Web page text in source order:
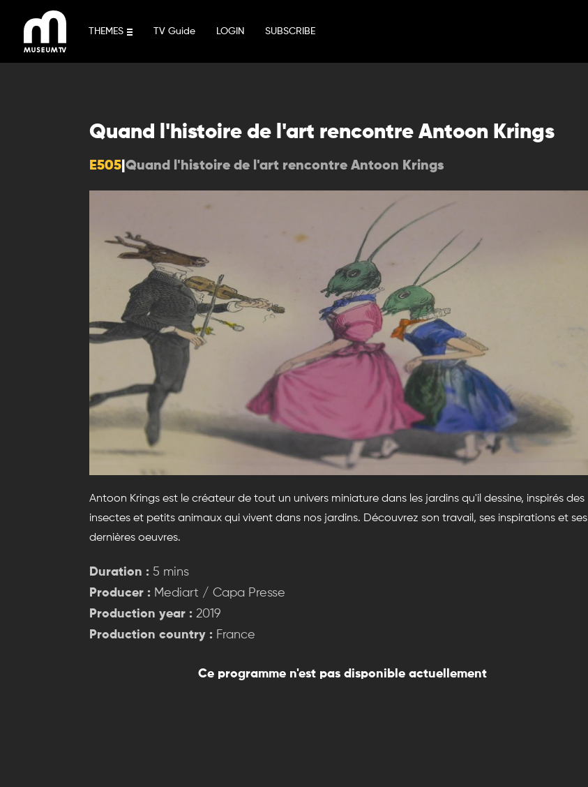
content
THEMES TV Guide LOGIN SUBSCRIBE
Quand l'histoire de l'art rencontre Antoon Krings
E505 Quand l'histoire de l'art rencontre Antoon Krings
Antoon Krings est le créateur de tout un univers miniature dans les jardins qu'il dessine, inspirés des
insectes et petits animaux qui vivent dans nos jardins. Découvrez son travail, ses inspirations et ses
dernières oeuvres.
Duration : 5 mins
Producer : Mediart / Capa Presse
Production year : 2019
Production country : France
Ce programme n'est pas disponible actuellement